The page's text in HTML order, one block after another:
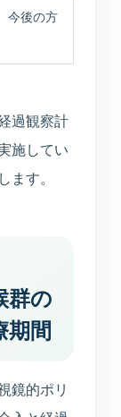
今後の方
過観察計
施してい
ます。
群の
期間
鏡的ポリ